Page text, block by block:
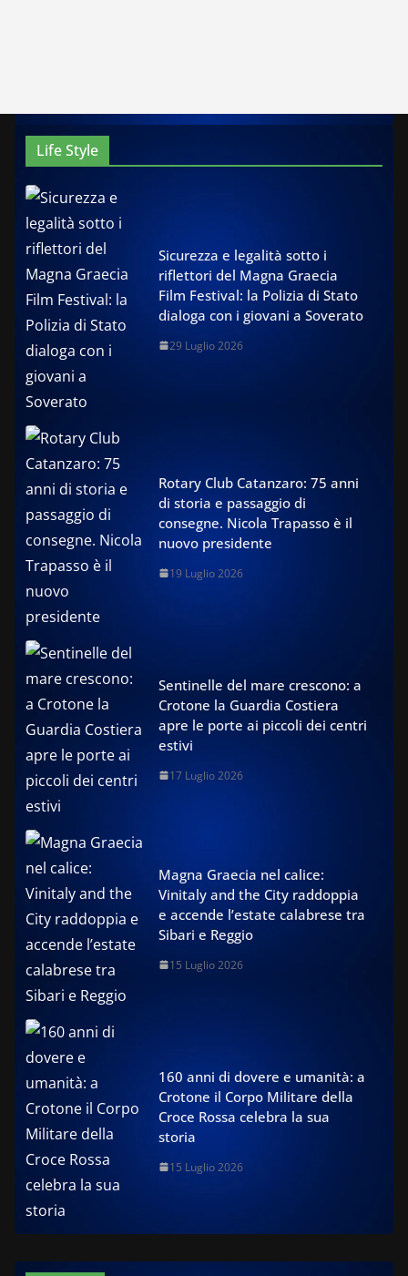
Life Style
Sicurezza e legalità sotto i
riflettori del Magna Graecia
Film Festival: la Polizia di Stato
dialoga con i giovani a Soverato
29 Luglio 2026
Rotary Club Catanzaro: 75 anni
di storia e passaggio di
consegne. Nicola Trapasso è il
nuovo presidente
19 Luglio 2026
Sentinelle del mare crescono: a
Crotone la Guardia Costiera
apre le porte ai piccoli dei centri
estivi
17 Luglio 2026
Magna Graecia nel calice:
Vinitaly and the City raddoppia
e accende l’estate calabrese tra
Sibari e Reggio
15 Luglio 2026
160 anni di dovere e umanità: a
Crotone il Corpo Militare della
Croce Rossa celebra la sua
storia
15 Luglio 2026